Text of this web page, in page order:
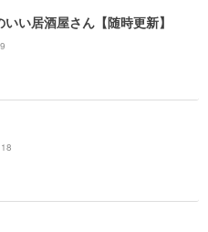
い居酒屋さん【随時更新】
9
18